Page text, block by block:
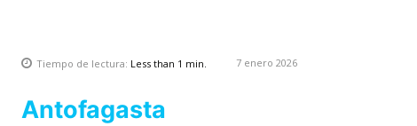
Tiempo de lectura: Less than 1 min. 7 enero 2026
Antofagasta